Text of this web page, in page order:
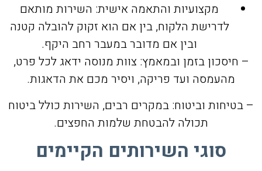
מקצועיות והתאמה אישית: השירות מותאם
לדרישת הלקוח, בין אם הוא זקוק להובלה קטנה
ובין אם מדובר במעבר רחב היקף.
– חיסכון בזמן ובמאמץ: צוות מנוסה ידאג לכל פרט,
מהעמסה ועד פריקה, ויסיר מכם את הדאגות.
– בטיחות וביטוח: במקרים רבים, השירות כולל ביטוח
תכולה להבטחת שלמות החפצים.
סוגי השירותים הקיימים